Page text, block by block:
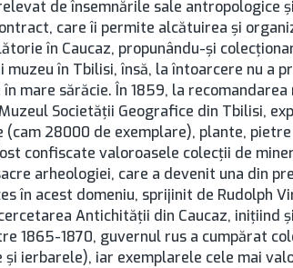
de însemnările sale antropologice
care îi permite alcătuirea şi
în Caucaz, propunându-şi
muzeu în Tbilisi, însă, la întoarcere nu a
mare sărăcie. În 1859, la
Societăţii Geografice din Tbilisi,
28000 de exemplare), plante, pietre
confiscate valoroasele colecţii de
arheologiei, care a devenit una din
în acest domeniu, sprijinit de Rudolph
Antichităţii din Caucaz, iniţiind
1865-1870, guvernul rus a cumpărat
ierbarele), iar exemplarele cele mai